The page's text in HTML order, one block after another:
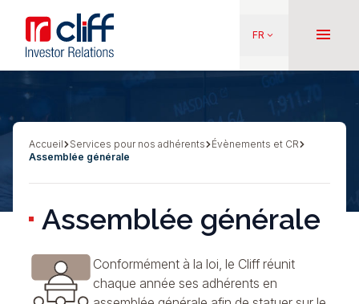
contenu
principal
Aller directement au contenu
FR keyboard_arrow_down menu
Fil
Accueil Services pour nos adhérents
Évènements et CR
Assemblée générale
Assemblée générale
Conformément à la loi, le Cliff réunit
chaque année ses adhérents en